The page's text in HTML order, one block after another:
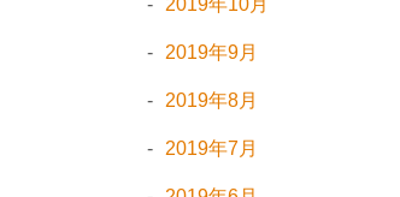
2019年10月
2019年9月
2019年8月
2019年7月